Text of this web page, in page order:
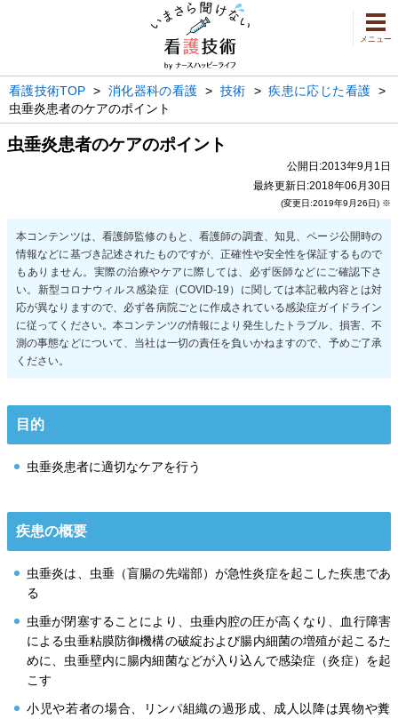
メニュー
看護技術TOP > 消化器科の看護 >技術 >疾患に応じた看護 >
虫垂炎患者のケアのポイント
虫垂炎患者のケアのポイント
公開日:2013年9月1日
最終更新日:2018年06月30日
(変更日:2019年9月26日) ※
目的
虫垂炎患者に適切なケアを行う
疾患の概要
虫垂炎は、虫垂（盲腸の先端部）が急性炎症を起こした疾患であ
る
虫垂が閉塞することにより、虫垂内腔の圧が高くなり、血行障害
による虫垂粘膜防御機構の破綻および腸内細菌の増殖が起こるた
めに、虫垂壁内に腸内細菌などが入り込んで感染症（炎症）を起
こす
小児や若者の場合、リンパ組織の過形成、成人以降は異物や糞